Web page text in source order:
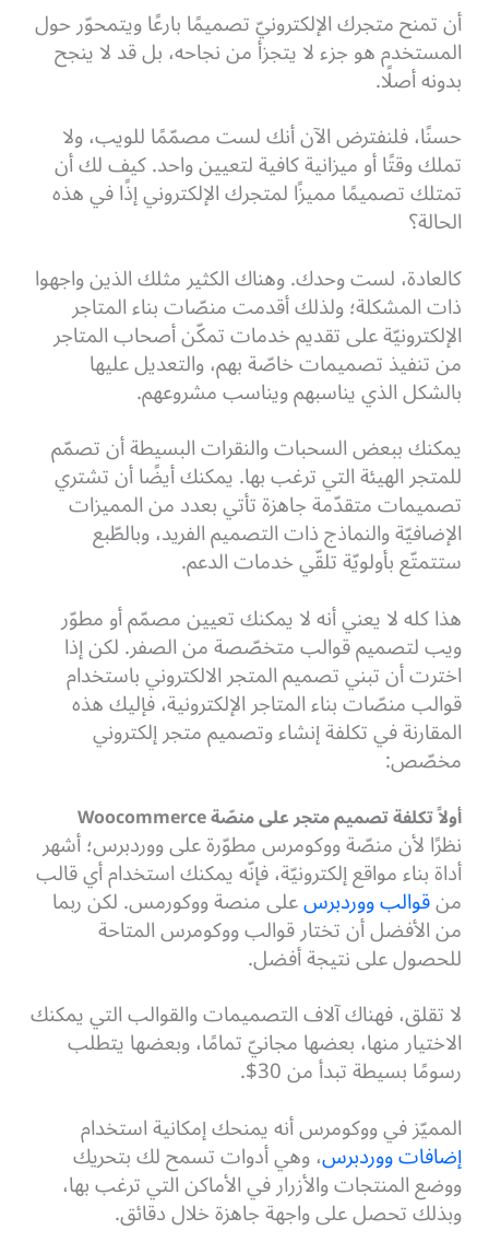
أن تمنح متجرك الإلكترونيّ تصميمًا بارعًا ويتمحوّر حول
المستخدم هو جزء لا يتجزأ من نجاحه، بل قد لا ينجح
بدونه أصلًا.
حسنًا، فلنفترض الآن أنك لست مصمّمًا للويب، ولا
تملك وقتًا أو ميزانية كافية لتعيين واحد.كيف لك أن
تمتلك تصميمًا مميزًا لمتجرك الإلكتروني إذًا في هذه
الحالة؟
كالعادة، لست وحدك. وهناك الكثير مثلك الذين واجهوا
ذات المشكلة؛ ولذلك أقدمت منصّات بناء المتاجر
الإلكترونيّة على تقديم خدمات تمكّن أصحاب المتاجر
من تنفيذ تصميمات خاصّة بهم، والتعديل عليها
بالشكل الذي يناسبهم ويناسب مشروعهم.
يمكنك ببعض السحبات والنقرات البسيطة أن تصمّم
للمتجر الهيئة التي ترغب بها. يمكنك أيضًا أن تشتري
تصميمات متقدّمة جاهزة تأتي بعدد من المميزات
الإضافيّة والنماذج ذات التصميم الفريد، وبالطّبع
ستتمتّع بأولويّة تلقّي خدمات الدعم.
هذا كله لا يعني أنه لا يمكنك تعيين مصمّم أو مطوّر
ويب لتصميم قوالب متخصّصة من الصفر.لكن إذا
اخترت أن تبني تصميم المتجر الالكتروني باستخدام
قوالب منصّات بناء المتاجر الإلكترونية، فإليك هذه
المقارنة في تكلفة إنشاء وتصميم متجر إلكتروني
مخصّص:
أولاً تكلفة تصميم متجر على منصّة Woocommerce
نظرًا لأن منصّة ووكومرس مطوّرة على ووردبرس؛ أشهر
أداة بناء مواقع إلكترونيّة، فإنّه يمكنك استخدام أي قالب
منقوالب ووردبرسعلى منصة ووكورمس.لكن ربما
من الأفضل أن تختار قوالب ووكومرس المتاحة
للحصول على نتيجة أفضل.
لا تقلق، فهناك آلاف التصميمات والقوالب التي يمكنك
الاختيار منها، بعضها مجانيّ تمامًا، وبعضها يتطلب
رسومًا بسيطة تبدأ من 30$.
المميّز في ووكومرس أنه يمنحك إمكانية استخدام
إضافات ووردبرس، وهي أدوات تسمح لك بتحريك
ووضع المنتجات والأزرار في الأماكن التي ترغب بها،
وبذلك تحصل على واجهة جاهزة خلال دقائق.